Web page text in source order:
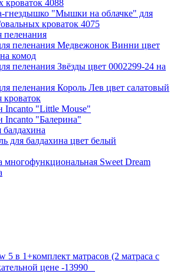
кроваток 4088
гнездышко "Мышки на облачке" для
кроваток 4075
пеленания
пеленания Медвежонок Винни цвет
комод
пеленания Звёзды цвет 0002299-24 на
пеленания Король Лев цвет салатовый
кроваток
Incanto "Little Mouse"
Incanto "Балерина"
балдахина
для балдахина цвет белый
многофункциональная Sweet Dream
5 в 1+комплект матрасов (2 матраса с
цене -13990⠀